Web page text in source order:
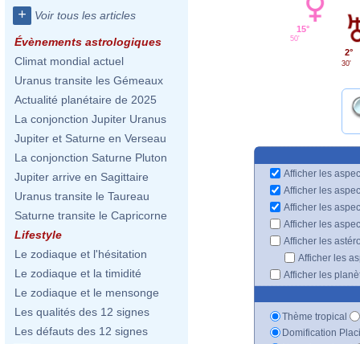
+ Voir tous les articles
Évènements astrologiques
Climat mondial actuel
Uranus transite les Gémeaux
Actualité planétaire de 2025
La conjonction Jupiter Uranus
Jupiter et Saturne en Verseau
La conjonction Saturne Pluton
Jupiter arrive en Sagittaire
Uranus transite le Taureau
Saturne transite le Capricorne
Lifestyle
Le zodiaque et l'hésitation
Le zodiaque et la timidité
Le zodiaque et le mensonge
Les qualités des 12 signes
Les défauts des 12 signes
15°
50'
2°
30'
Afficher les
Afficher les
Afficher les
Afficher les
Afficher les
Afficher les
Afficher les
Thème tropical
Domification